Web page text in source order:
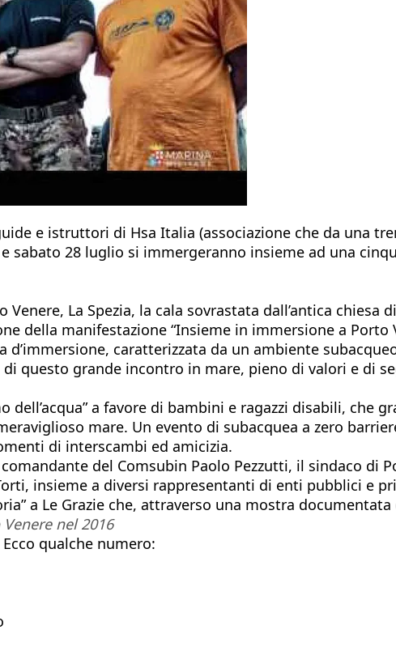
e istruttori di Hsa Italia (associazione che da una
sabato 28 luglio si immergeranno insieme ad una
La Spezia, la cala sovrastata dall’antica chiesa
della manifestazione “Insieme in immersione a Porto
d’immersione, caratterizzata da un ambiente
questo grande incontro in mare, pieno di valori e di
a favore di bambini e ragazzi disabili, che
mare. Un evento di subacquea a zero
di interscambi ed amicizia.
del Comsubin Paolo Pezzutti, il sindaco di
insieme a diversi rappresentanti di enti pubblici e
a Le Grazie che, attraverso una mostra
nel 2016
qualche numero: